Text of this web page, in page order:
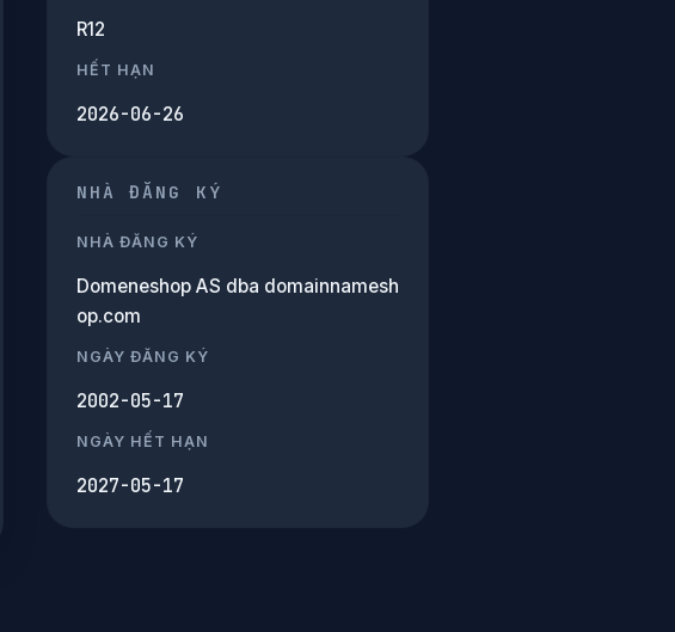
R12
HẾT HẠN
2026-06-26
NHÀ ĐĂNG KÝ
NHÀ ĐĂNG KÝ
Domeneshop AS dba domainnamesh
op.com
NGÀY ĐĂNG KÝ
2002-05-17
NGÀY HẾT HẠN
2027-05-17